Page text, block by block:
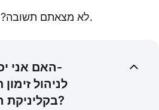
לא מצאתם תשובה? פנו לצוות הידידותי שלנו.
האם אני
בקליניקת הקינזיותרפיה שלי?